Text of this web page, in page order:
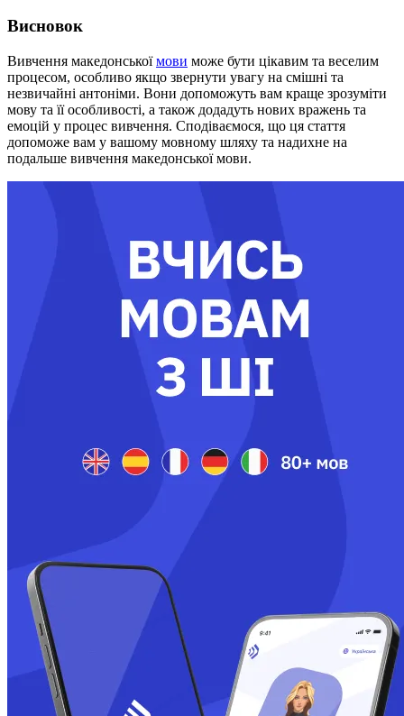
Висновок
Вивчення македонськоїмови може бути цікавим та веселим
процесом, особливо якщо звернути увагу на смішні та
незвичайні антоніми. Вони допоможуть вам краще зрозуміти
мову та її особливості, а також додадуть нових вражень та
емоцій у процес вивчення. Сподіваємося, що ця стаття
допоможе вам у вашому мовному шляху та надихне на
подальше вивчення македонської мови.